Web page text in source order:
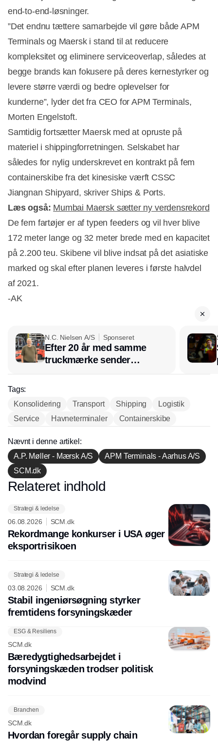
end-to-end-løsninger.
”Det endnu tættere samarbejde vil gøre både APM
Terminals og Maersk i stand til at reducere
kompleksitet og eliminere serviceoverlap, således at
begge brands kan fokusere på deres kernestyrker og
levere større værdi og bedre oplevelser for
kunderne”, lyder det fra CEO for APM Terminals,
Morten Engelstoft.
Samtidig fortsætter Maersk med at opruste på
materiel i shippingforretningen. Selskabet har
således for nylig underskrevet en kontrakt på fem
containerskibe fra det kinesiske værft CSSC
Jiangnan Shipyard, skriver Ships & Ports.
Læs også: Mumbai Maersk sætter ny verdensrekord
De fem fartøjer er af typen feeders og vil hver blive
172 meter lange og 32 meter brede med en kapacitet
på 2.200 teu. Skibene vil blive indsat på det asiatiske
marked og skal efter planen leveres i første halvdel
af 2021.
-AK
N.C. Nielsen A/S Sponseret
Efter 20 år med samme
truckmærke sender
lagerchef stafetten videre
Tags:
Konsolidering
Transport Shipping
Logistik
Service
Havneterminaler Containerskibe
Nævnt i denne artikel:
A.P. Møller - Mærsk A/S
APM Terminals - Aarhus A/S
SCM.dk
Annonce
Relateret indhold
Strategi & ledelse
06.08.2026 SCM.dk
Rekordmange konkurser i USA øger
eksport­risikoen
Strategi & ledelse
03.08.2026 SCM.dk
Stabil ingeniørsøgning styrker
fremtidens forsyningskæder
ESG & Resiliens
SCM.dk
Bæredygtighedsarbejdet i
forsyningskæden trodser politisk
modvind
Branchen
SCM.dk
Hvordan foregår supply chain